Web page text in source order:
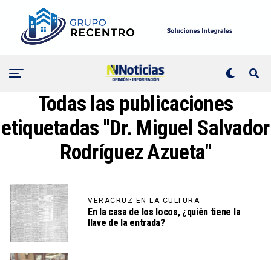
Todas las publicaciones
etiquetadas "Dr. Miguel Salvador
Rodríguez Azueta"
VERACRUZ EN LA CULTURA
En la casa de los locos, ¿quién tiene la
llave de la entrada?